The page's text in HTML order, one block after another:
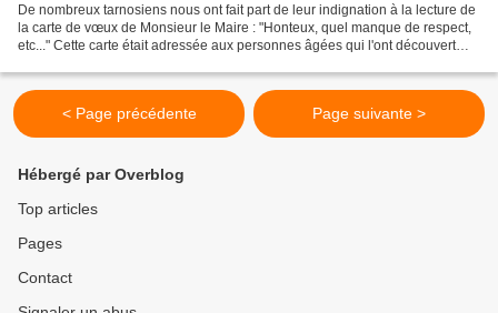
De nombreux tarnosiens nous ont fait part de leur indignation à la lecture de
la carte de vœux de Monsieur le Maire : "Honteux, quel manque de respect,
etc..." Cette carte était adressée aux personnes âgées qui l'ont découvert
< Page précédente Page suivante >
Hébergé par Overblog
Top articles
Pages
Contact